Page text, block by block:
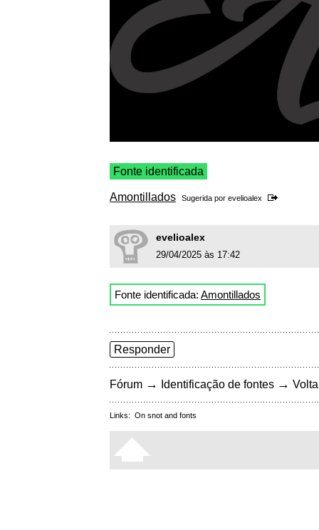
Fonte identificada
Amontillados Sugerida por evelioalex
evelioalex
29/04/2025 às 17:42
Fonte identificada: Amontillados
Responder
Fórum → Identificação de fontes →
Links: On snot and fonts